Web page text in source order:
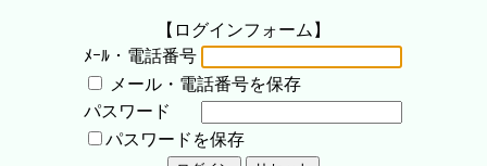
【ログインフォーム】
ﾒｰﾙ・電話番号
メール・電話番号を保存
パスワード
パスワードを保存